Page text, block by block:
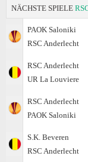
NÄCHSTE SPIELE
PAOK Saloniki
RSC Anderlecht
RSC Anderlecht
UR La Louviere
RSC Anderlecht
PAOK Saloniki
S.K. Beveren
RSC Anderlecht